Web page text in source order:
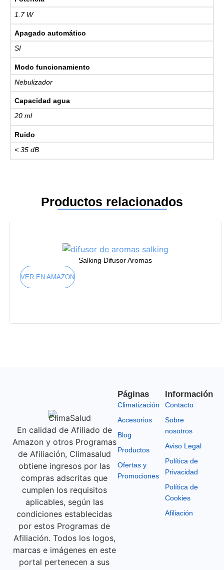
1.7 W
Apagado automático
SI
Modo funcionamiento
Nebulizador
Capacidad agua
20 ml
Ruido
< 35 dB
Productos relacionados
Salking Difusor Aromas
VER EN AMAZON
En calidad de Afiliado de
Amazon y otros Programas
de Afiliación, Climasalud
obtiene ingresos por las
compras adscritas que
cumplen los requisitos
aplicables, según las
condiciones establecidas
por estos Programas de
Afiliación. Todos los logos,
marcas e imágenes en este
portal pertenecen a sus
Páginas
Climatización
Accesorios
Blog
Productos
Ofertas y
Promociones
Información
Contacto
Sobre
nosotros
Aviso Legal
Política de
Privacidad
Política de
Cookies
Afiliación